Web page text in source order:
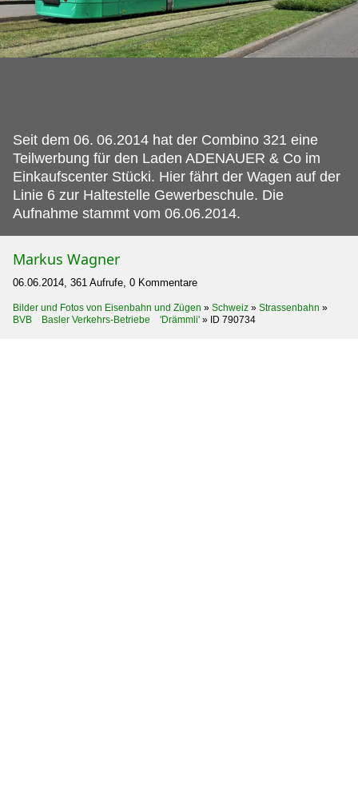
Seit dem 06. 06.2014 hat der Combino 321 eine
Teilwerbung für den Laden ADENAUER & Co im
Einkaufscenter Stücki. Hier fährt der Wagen auf der
Linie 6 zur Haltestelle Gewerbeschule. Die
Aufnahme stammt vom 06.06.2014.
Markus Wagner
06.06.2014, 361 Aufrufe, 0 Kommentare
Bilder und Fotos von Eisenbahn und Zügen » Schweiz » Strassenbahn »
BVB Basler Verkehrs-Betriebe 'Drämmli' » ID 790734